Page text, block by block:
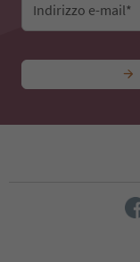
Indirizzo e-mail*